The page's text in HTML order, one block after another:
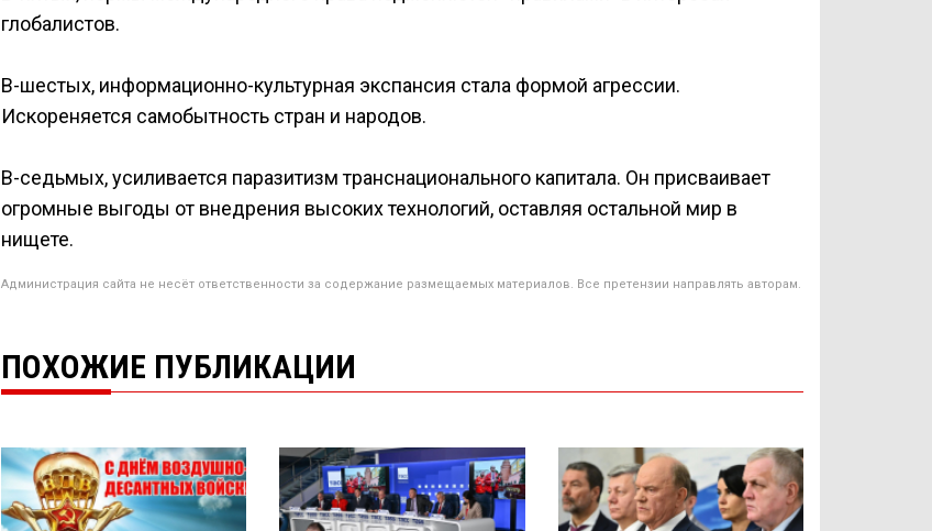
глобалистов.
В-шестых, информационно-культурная экспансия стала формой агрессии.
Искореняется самобытность стран и народов.
В-седьмых, усиливается паразитизм транснационального капитала. Он присваивает
огромные выгоды от внедрения высоких технологий, оставляя остальной мир в
нищете.
Администрация сайта не несёт ответственности за содержание размещаемых материалов. Все претензии направлять авторам.
ПОХОЖИЕ ПУБЛИКАЦИИ